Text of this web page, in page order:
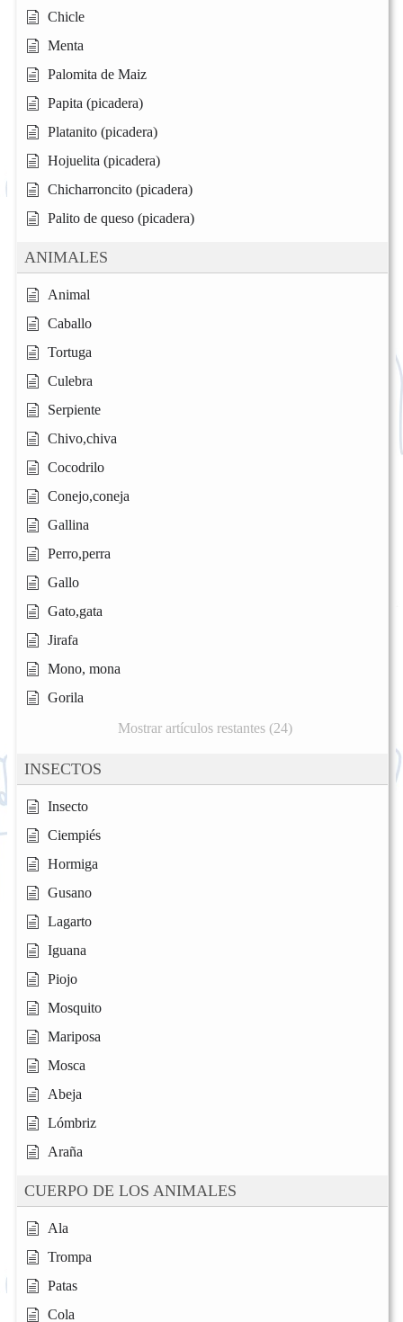
Chicle
Menta
Palomita de Maiz
Papita (picadera)
Platanito (picadera)
Hojuelita (picadera)
Chicharroncito (picadera)
Palito de queso (picadera)
ANIMALES
Animal
Caballo
Tortuga
Culebra
Serpiente
Chivo,chiva
Cocodrilo
Conejo,coneja
Gallina
Perro,perra
Gallo
Gato,gata
Jirafa
Mono, mona
Gorila
Mostrar artículos restantes (24)
INSECTOS
Insecto
Ciempiés
Hormiga
Gusano
Lagarto
Iguana
Piojo
Mosquito
Mariposa
Mosca
Abeja
Lómbriz
Araña
CUERPO DE LOS ANIMALES
Ala
Trompa
Patas
Cola